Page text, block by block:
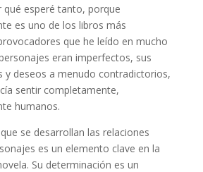
esperé tanto, porque
es uno de los libros más
que he leído en mucho
eran imperfectos, sus
y deseos a menudo contradictorios,
sentir completamente,
humanos.
se desarrollan las relaciones
es un elemento clave en la
Su determinación es un